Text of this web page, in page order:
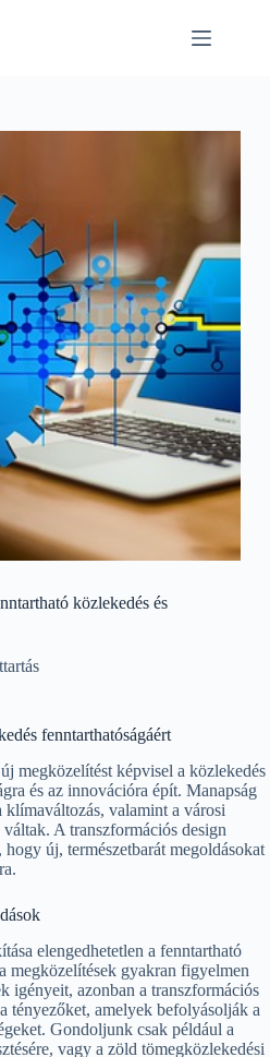
közlekedés és
fenntarthatóságáért
megközelítést képvisel a közlekedés
és az innovációra épít. Manapság
valamint a városi
A transzformációs design
hogy új, természetbarát megoldásokat
elengedhetetlen a fenntartható
megközelítések gyakran figyelmen
igényeit, azonban a transzformációs
tényezőket, amelyek befolyásolják a
Gondoljunk csak például a
vagy a zöld tömegközlekedési